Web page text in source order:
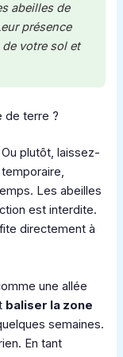
abeilles de
présence
votre sol et
de terre ?
Ou plutôt, laissez-
Les abeilles
est interdite.
directement à
une allée
baliser la zone
semaines.
En tant